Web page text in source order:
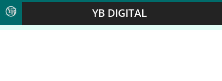
YB DIGITAL